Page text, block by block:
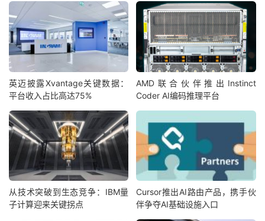
英迈披露Xvantage关键数据：
平台收入占比高达75%
AMD联合伙伴推出Instinct
Coder AI编码推理平台
从技术突破到生态竞争：IBM量
子计算迎来关键拐点
Cursor推出AI路由产品，携手伙
伴争夺AI基础设施入口